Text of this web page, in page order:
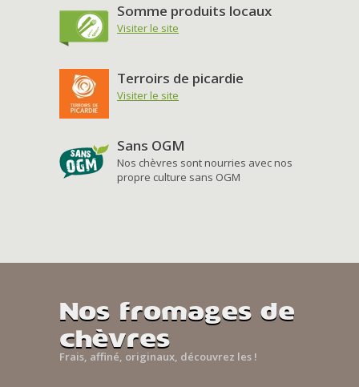
Somme produits locaux
Visiter le site
Terroirs de picardie
Visiter le site
Sans OGM
Nos chèvres sont nourries avec nos
propre culture sans OGM
Nos fromages de
chèvres
Frais, affiné, originaux, découvrez les !